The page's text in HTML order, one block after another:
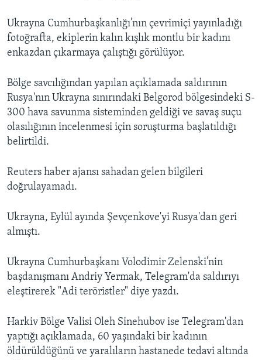
Ukrayna Cumhurbaşkanlığı’nın çevrimiçi yayınladığı
fotoğrafta, ekiplerin kalın kışlık montlu bir kadını
enkazdan çıkarmaya çalıştığı görülüyor.
Bölge savcılığından yapılan açıklamada saldırının
Rusya'nın Ukrayna sınırındaki Belgorod bölgesindeki S-
300 hava savunma sisteminden geldiği ve savaş suçu
olasılığının incelenmesi için soruşturma başlatıldığı
belirtildi.
Reuters haber ajansı sahadan gelen bilgileri
doğrulayamadı.
Ukrayna, Eylül ayında Şevçenkove'yi Rusya'dan geri
almıştı.
Ukrayna Cumhurbaşkanı Volodimir Zelenski’nin
başdanışmanı Andriy Yermak, Telegram'da saldırıyı
eleştirerek "Adi teröristler" diye yazdı.
Harkiv Bölge Valisi Oleh Sinehubov ise Telegram'dan
yaptığı açıklamada, 60 yaşındaki bir kadının
öldürüldüğünü ve yaralıların hastanede tedavi altında